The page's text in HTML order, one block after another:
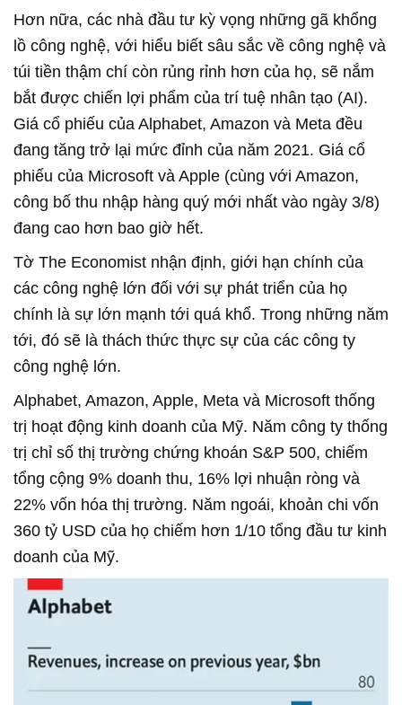
Hơn nữa, các nhà đầu tư kỳ vọng những gã khổng
lồ công nghệ, với hiểu biết sâu sắc về công nghệ và
túi tiền thậm chí còn rủng rỉnh hơn của họ, sẽ nắm
bắt được chiến lợi phẩm của trí tuệ nhân tạo (AI).
Giá cổ phiếu của Alphabet, Amazon và Meta đều
đang tăng trở lại mức đỉnh của năm 2021. Giá cổ
phiếu của Microsoft và Apple (cùng với Amazon,
công bố thu nhập hàng quý mới nhất vào ngày 3/8)
đang cao hơn bao giờ hết.
Tờ The Economist nhận định, giới hạn chính của
các công nghệ lớn đối với sự phát triển của họ
chính là sự lớn mạnh tới quá khổ. Trong những năm
tới, đó sẽ là thách thức thực sự của các công ty
công nghệ lớn.
Alphabet, Amazon, Apple, Meta và Microsoft thống
trị hoạt động kinh doanh của Mỹ. Năm công ty thống
trị chỉ số thị trường chứng khoán S&P 500, chiếm
tổng cộng 9% doanh thu, 16% lợi nhuận ròng và
22% vốn hóa thị trường. Năm ngoái, khoản chi vốn
360 tỷ USD của họ chiếm hơn 1/10 tổng đầu tư kinh
doanh của Mỹ.